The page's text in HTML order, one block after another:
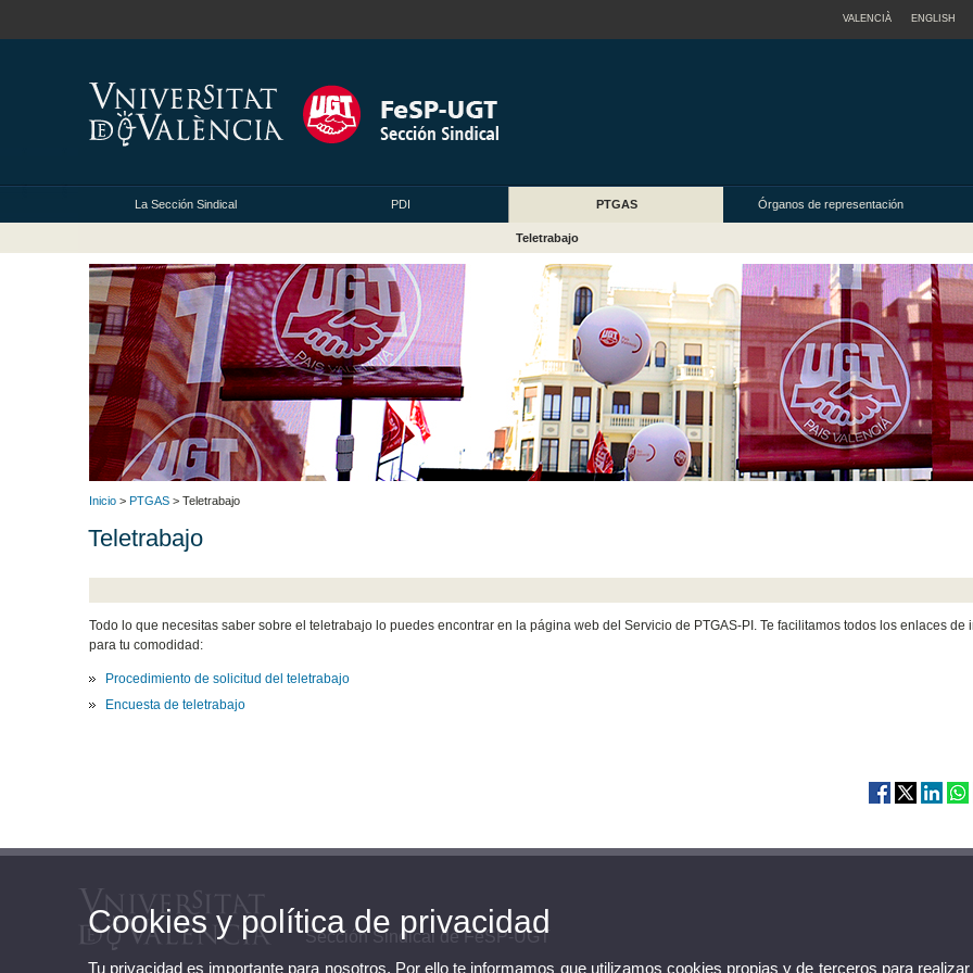
VALENCIÀ ENGLISH
La Sección Sindical PDI PTGAS Órganos de representación
Teletrabajo
Inicio > PTGAS > Teletrabajo
Teletrabajo
Todo lo que necesitas saber sobre el teletrabajo lo puedes encontrar en la página web del Servicio de PTGAS-PI. Te facilitamos todos los enlaces de
para tu comodidad:
Procedimiento de solicitud del teletrabajo
Encuesta de teletrabajo
Sección Sindical de FeSP-UGT
Cookies y política de privacidad
Tu privacidad es importante para nosotros. Por ello te informamos que utilizamos cookies propias y de terceros para realizar